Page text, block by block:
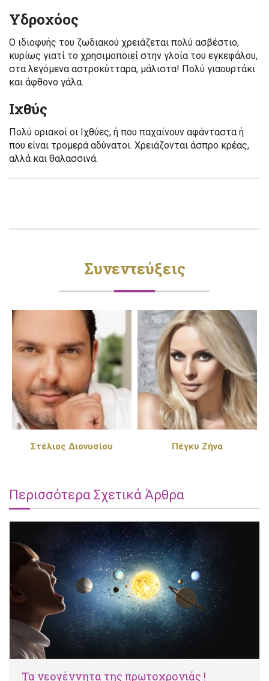
Υδροχόος
Ο ιδιοφυής του ζωδιακού χρειάζεται πολύ ασβέστιο,
κυρίως γιατί το χρησιμοποιεί στην γλοία του εγκεφάλου,
στα λεγόμενα αστροκύτταρα, μάλιστα! Πολύ γιαουρτάκι
και άφθονο γάλα.
Ιχθύς
Πολύ οριακοί οι Ιχθύες, ή που παχαίνουν αφάνταστα ή
που είναι τρομερά αδύνατοι. Χρειάζονται άσπρο κρέας,
αλλά και θαλασσινά.
Συνεντεύξεις
Στέλιος Διονυσίου Πέγκυ Ζήνα
Περισσότερα Σχετικά Άρθρα
Τα νεογέννητα της πρωτοχρονιάς !